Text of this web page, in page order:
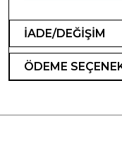
İADE/DEĞİŞİM
ÖDEME